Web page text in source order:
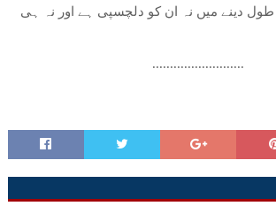
طول دینے میں نہ ان کو دلچسپی ہے اور نہ ہی
..........................